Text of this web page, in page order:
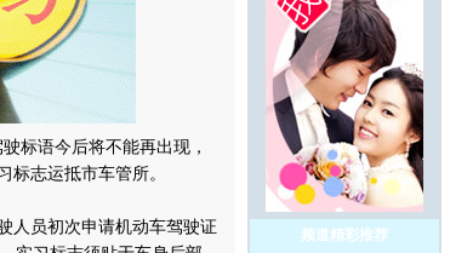
标语今后将不能再出现，
志运抵市车管所。
员初次申请机动车驾驶证
频道精彩推荐